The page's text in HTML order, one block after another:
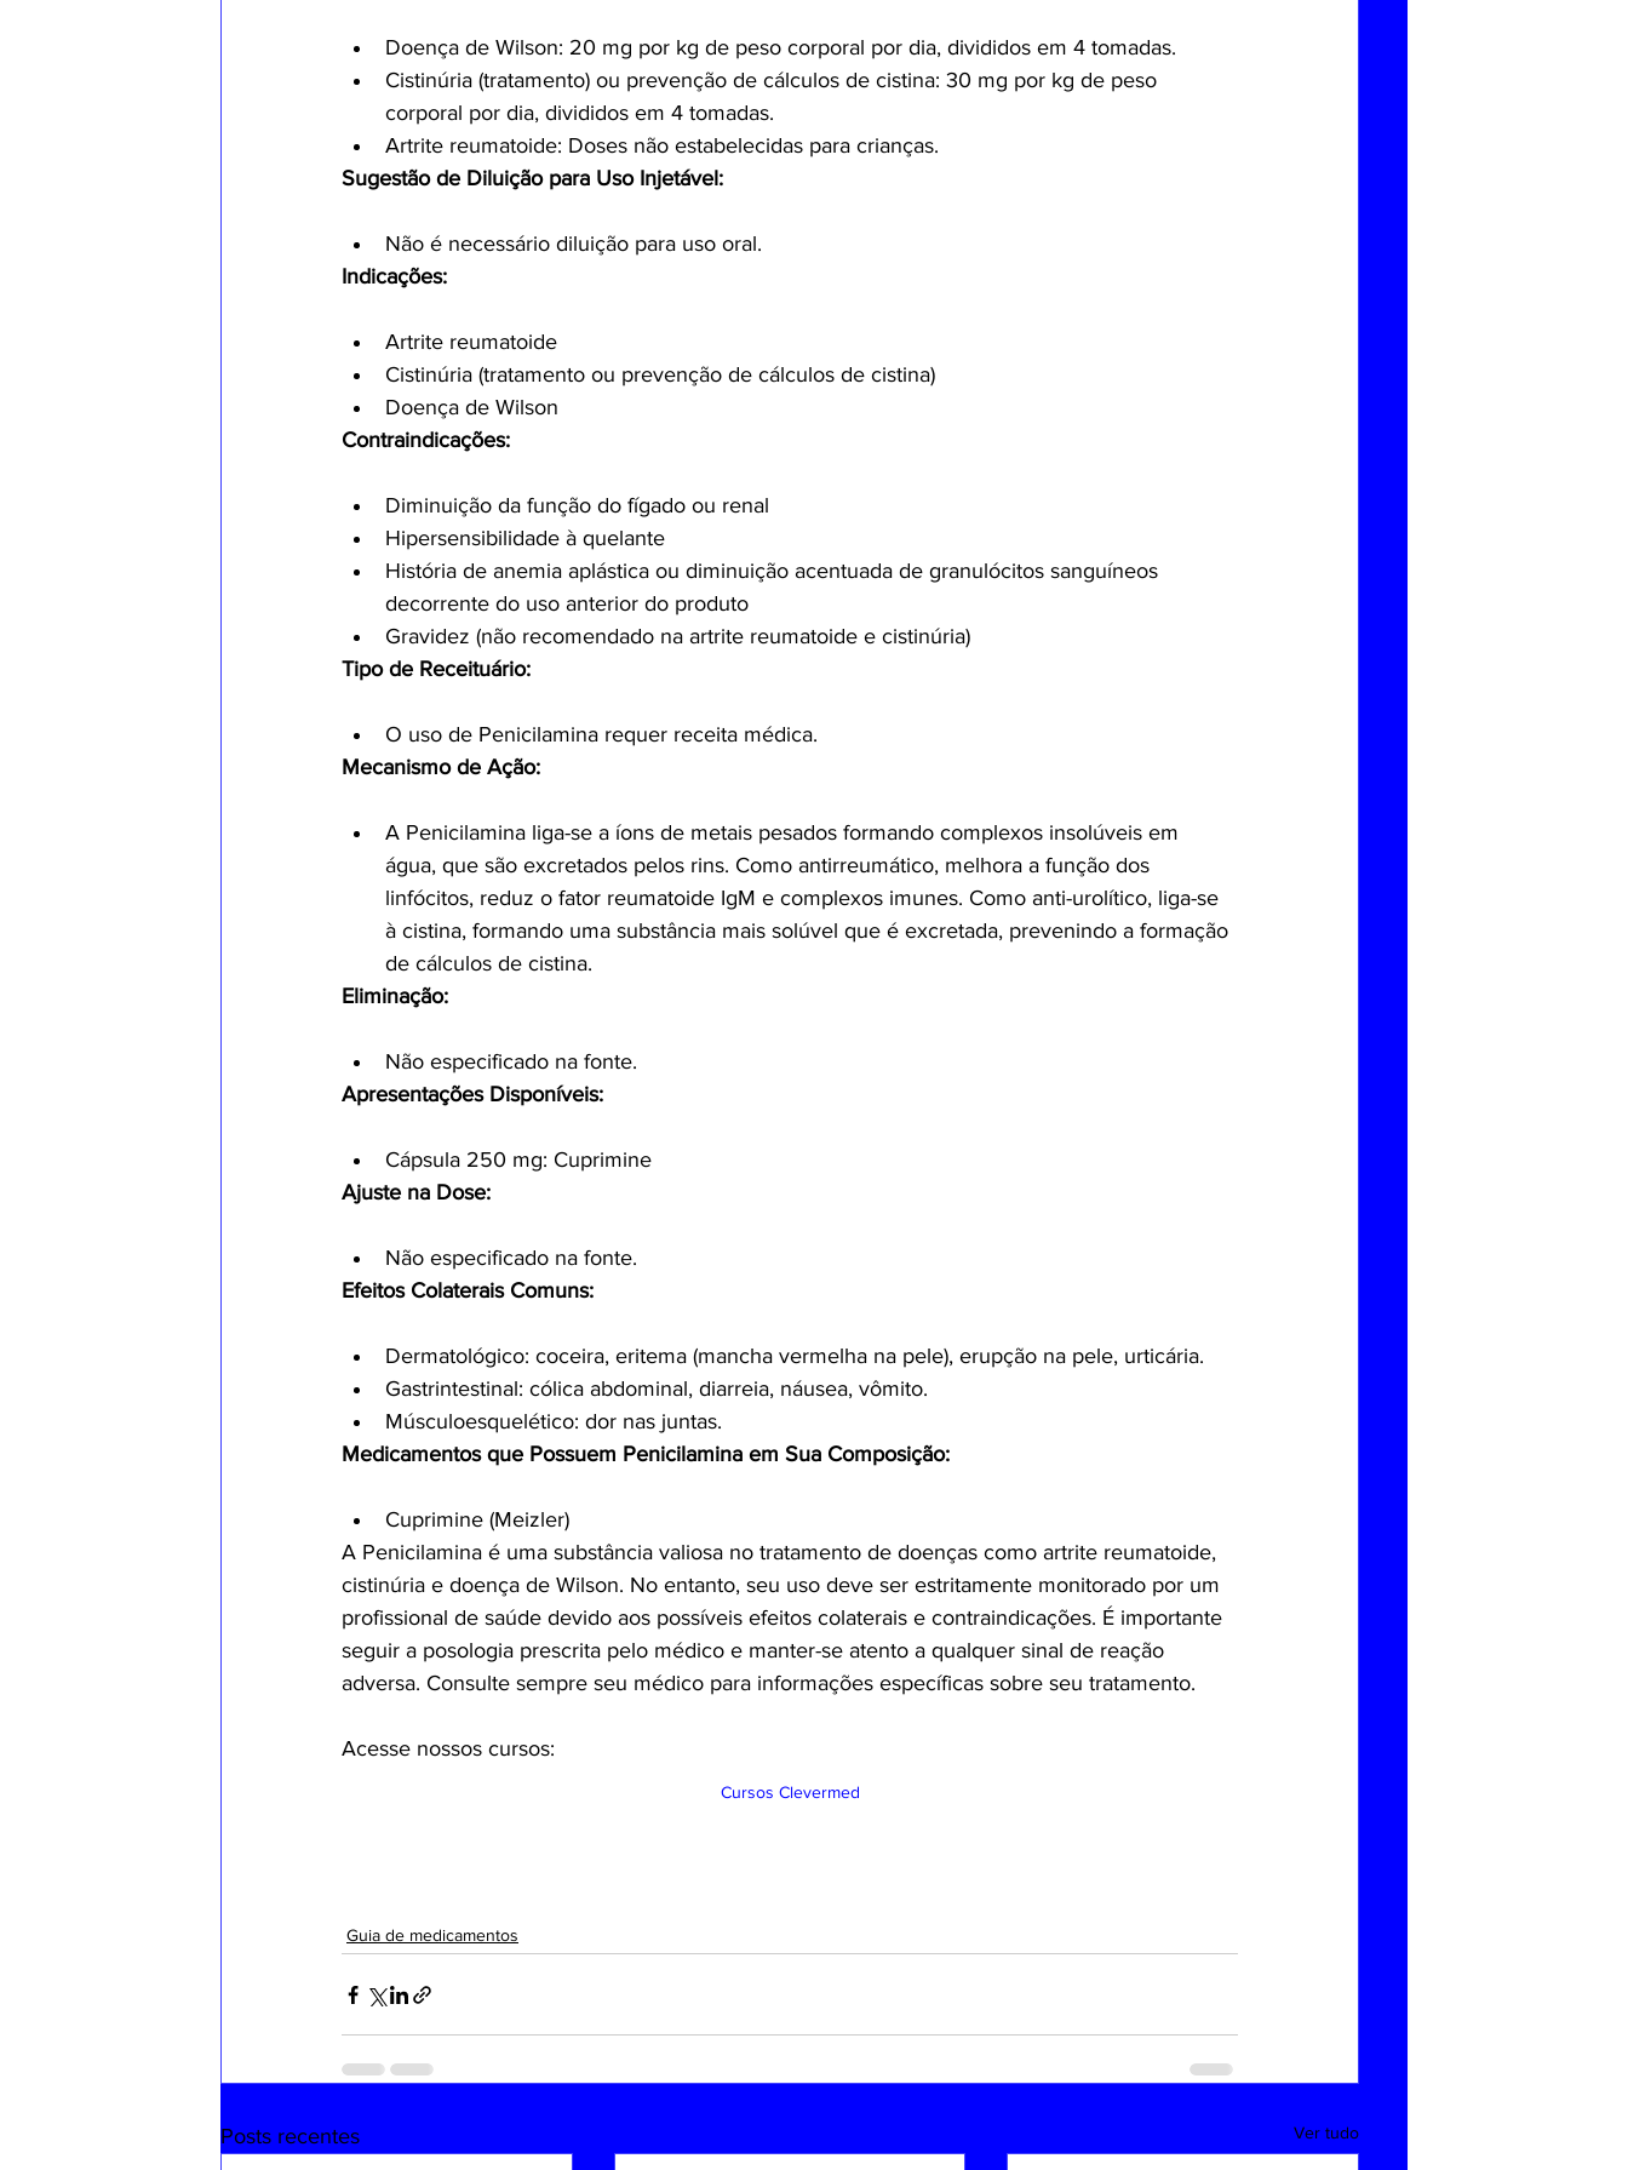
Doença de Wilson: 20 mg por kg de peso corporal por dia, divididos em 4 tomadas.
Cistinúria (tratamento) ou prevenção de cálculos de cistina: 30 mg por kg de peso
corporal por dia, divididos em 4 tomadas.
Artrite reumatoide: Doses não estabelecidas para crianças.
Sugestão de Diluição para Uso Injetável:
Não é necessário diluição para uso oral.
Indicações:
Artrite reumatoide
Cistinúria (tratamento ou prevenção de cálculos de cistina)
Doença de Wilson
Contraindicações:
Diminuição da função do fígado ou renal
Hipersensibilidade à quelante
História de anemia aplástica ou diminuição acentuada de granulócitos sanguíneos
decorrente do uso anterior do produto
Gravidez (não recomendado na artrite reumatoide e cistinúria)
Tipo de Receituário:
O uso de Penicilamina requer receita médica.
Mecanismo de Ação:
A Penicilamina liga-se a íons de metais pesados formando complexos insolúveis em
água, que são excretados pelos rins. Como antirreumático, melhora a função dos
linfócitos, reduz o fator reumatoide IgM e complexos imunes. Como anti-urolítico, liga-se
à cistina, formando uma substância mais solúvel que é excretada, prevenindo a formação
de cálculos de cistina.
Eliminação:
Não especificado na fonte.
Apresentações Disponíveis:
Cápsula 250 mg: Cuprimine
Ajuste na Dose:
Não especificado na fonte.
Efeitos Colaterais Comuns:
Dermatológico: coceira, eritema (mancha vermelha na pele), erupção na pele, urticária.
Gastrintestinal: cólica abdominal, diarreia, náusea, vômito.
Músculoesquelético: dor nas juntas.
Medicamentos que Possuem Penicilamina em Sua Composição:
Cuprimine (Meizler)
A Penicilamina é uma substância valiosa no tratamento de doenças como artrite reumatoide,
cistinúria e doença de Wilson. No entanto, seu uso deve ser estritamente monitorado por um
profissional de saúde devido aos possíveis efeitos colaterais e contraindicações. É importante
seguir a posologia prescrita pelo médico e manter-se atento a qualquer sinal de reação
adversa. Consulte sempre seu médico para informações específicas sobre seu tratamento.
Acesse nossos cursos:
Cursos Clevermed
Guia de medicamentos
Posts recentes Ver tudo